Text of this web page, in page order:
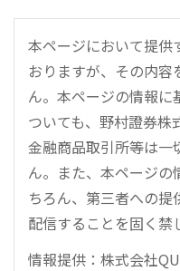
本ページにおいて提供
おりますが、その内容
ん。本ページの情報に
ついても、野村證券株
金融商品取引所等は一
ん。また、本ページの
ちろん、第三者への
配信することを固く禁
情報提供：株式会社